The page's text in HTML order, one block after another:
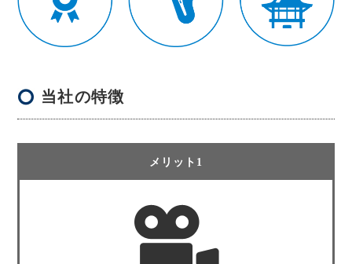
当社の特徴
メリット1